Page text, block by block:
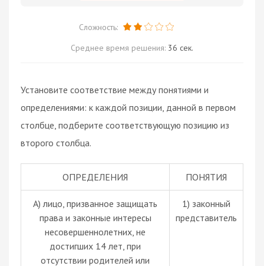
Сложность:
Среднее время решения: 36 сек.
Установите соответствие между понятиями и
определениями: к каждой позиции, данной в первом
столбце, подберите соответствующую позицию из
второго столбца.
ОПРЕДЕЛЕНИЯ ПОНЯТИЯ
А) лицо, призванное защищать
права и законные интересы
несовершеннолетних, не
достигших 14 лет, при
отсутствии родителей или
1) законный
представитель